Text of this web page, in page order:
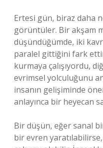
Ertesi gün, biraz daha
görüntüler. Bir akşam
düşündüğümde, iki
paralel gittiğini fark
kurmaya çalışıyordu,
evrimsel yolculuğunu
insanın gelişiminde
anlayınca bir heyecan
Bir düşün, eğer sanal
bir evren